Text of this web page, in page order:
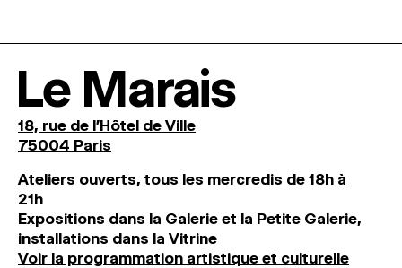
Le Marais
18, rue de l'Hôtel de Ville
75004 Paris
Ateliers ouverts, tous les mercredis de 18h à
21h
Expositions dans la Galerie et la Petite Galerie,
installations dans la Vitrine
Voir la programmation artistique et culturelle